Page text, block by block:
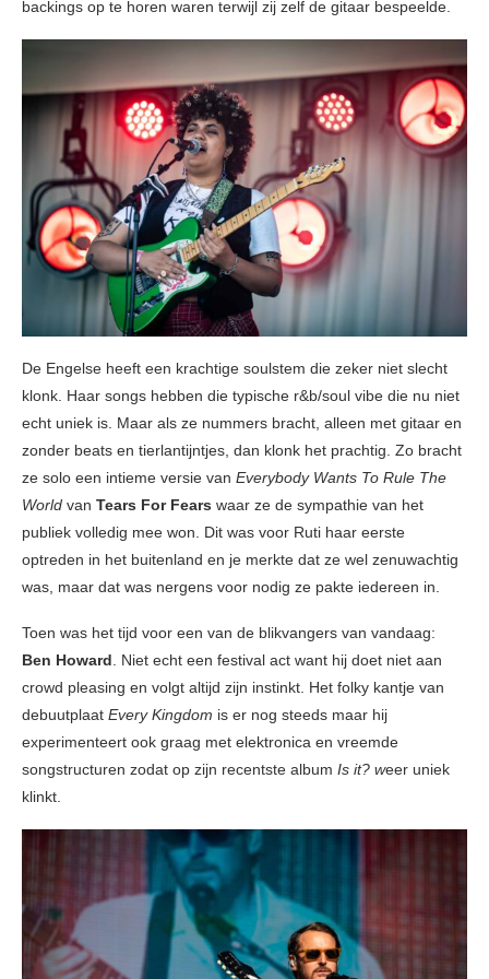
backings op te horen waren terwijl zij zelf de gitaar bespeelde.
De Engelse heeft een krachtige soulstem die zeker niet slecht
klonk. Haar songs hebben die typische r&b/soul vibe die nu niet
echt uniek is. Maar als ze nummers bracht, alleen met gitaar en
zonder beats en tierlantijntjes, dan klonk het prachtig. Zo bracht
ze solo een intieme versie van Everybody Wants To Rule The
World van Tears For Fears waar ze de sympathie van het
publiek volledig mee won. Dit was voor Ruti haar eerste
optreden in het buitenland en je merkte dat ze wel zenuwachtig
was, maar dat was nergens voor nodig ze pakte iedereen in.
Toen was het tijd voor een van de blikvangers van vandaag:
Ben Howard . Niet echt een festival act want hij doet niet aan
crowd pleasing en volgt altijd zijn instinkt. Het folky kantje van
debuutplaat Every Kingdom is er nog steeds maar hij
experimenteert ook graag met elektronica en vreemde
songstructuren zodat op zijn recentste album Is it? weer uniek
klinkt.